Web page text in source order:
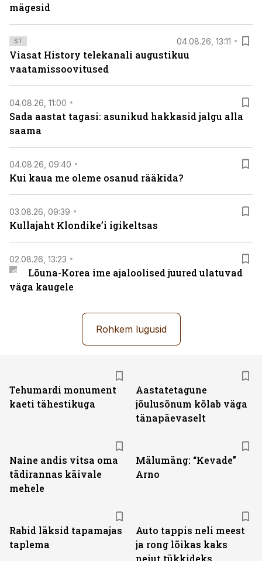
mägesid
ST 04.08.26, 13:11
Viasat History telekanali augustikuu
vaatamissoovitused
04.08.26, 11:00
Sada aastat tagasi: asunikud hakkasid jalgu alla
saama
04.08.26, 09:40
Kui kaua me oleme osanud rääkida?
03.08.26, 09:39
Kullajaht Klondike’i igikeltsas
02.08.26, 13:23
Lõuna-Korea ime ajaloolised juured ulatuvad
väga kaugele
Rohkem lugusid
Tehumardi monument
kaeti tähestikuga
Aastatetagune
jõulusõnum kõlab väga
tänapäevaselt
Naine andis vitsa oma
tädirannas käivale
mehele
Mälumäng: “Kevade”
Arno
Rabid läksid tapamajas
taplema
Auto tappis neli meest
ja rong lõikas kaks
neiut tükkideks